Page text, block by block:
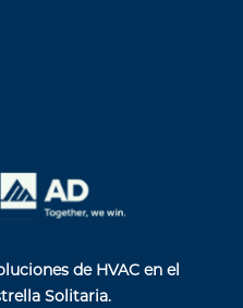
de HVAC en el
Solitaria.